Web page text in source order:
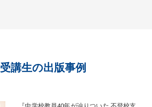
受講生の出版事例